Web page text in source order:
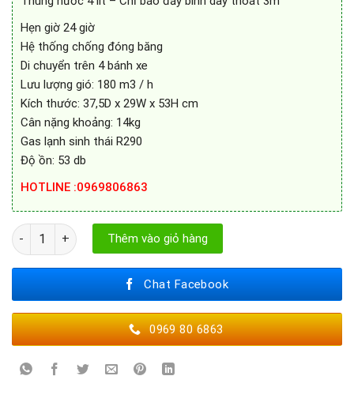
Hẹn giờ 24 giờ
Hệ thống chống đóng băng
Di chuyển trên 4 bánh xe
Lưu lượng gió: 180 m3 / h
Kích thước: ‎‎37,5D x 29W x 53H cm
Cân nặng khoảng: 14kg
Gas lạnh sinh thái R290
Độ ồn: 53 db
HOTLINE :0969806863
Máy hút ẩm Taurus DH30D số lượng
Thêm vào giỏ hàng
Chat Facebook
0969 80 6863